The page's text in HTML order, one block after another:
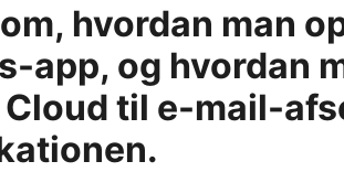
hvordan man
app, og hvordan
til e-mail-